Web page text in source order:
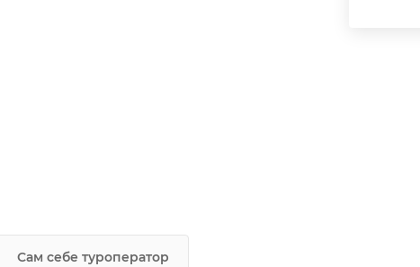
Сам себе туроператор